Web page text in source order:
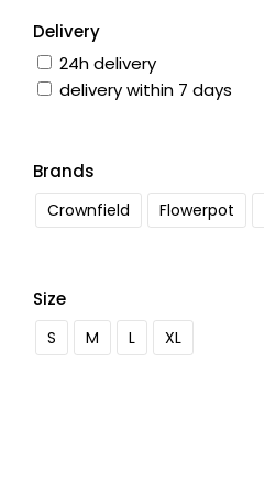
Delivery
24h delivery
delivery within 7 days
Brands
Crownfield Flowerpot
Size
S M L XL